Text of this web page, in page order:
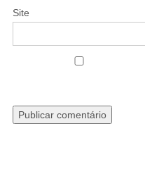
Site